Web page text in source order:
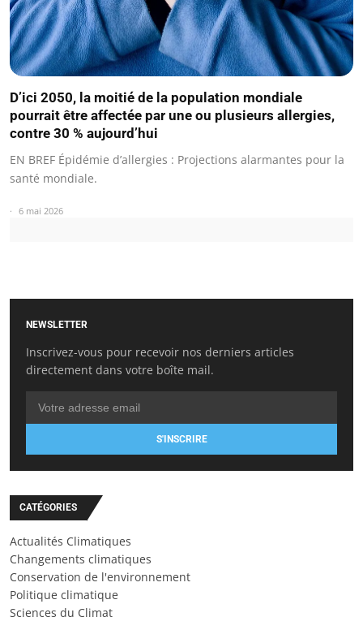
D’ici 2050, la moitié de la population mondiale
pourrait être affectée par une ou plusieurs allergies,
contre 30 % aujourd’hui
EN BREF Épidémie d’allergies : Projections alarmantes pour la
santé mondiale.
6 mai 2026
NEWSLETTER
Inscrivez-vous pour recevoir nos derniers articles
directement dans votre boîte mail.
S'INSCRIRE
CATÉGORIES
Actualités Climatiques
Changements climatiques
Conservation de l'environnement
Politique climatique
Sciences du Climat